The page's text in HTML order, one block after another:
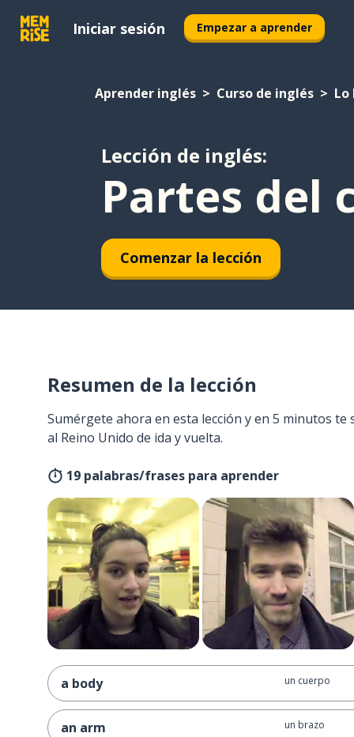
Iniciar sesión Empezar a aprender
Aprender inglés Curso de inglés Lo
Lección de inglés:
Partes del
Comenzar la lección
Resumen de la lección
Sumérgete ahora en esta lección y en 5 minutos
al Reino Unido de ida y vuelta.
19 palabras/frases para aprender
a body un cuerpo
an arm un brazo